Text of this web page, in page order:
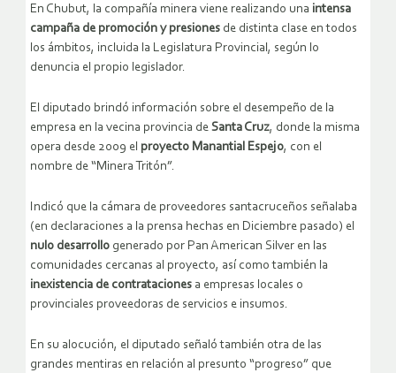
En Chubut, la compañía minera viene realizando una intensa
campaña de promoción y presiones de distinta clase en todos
los ámbitos, incluida la Legislatura Provincial, según lo
denuncia el propio legislador.
El diputado brindó información sobre el desempeño de la
empresa en la vecina provincia de Santa Cruz, donde la misma
opera desde 2009 el proyecto Manantial Espejo, con el
nombre de “Minera Tritón”.
Indicó que la cámara de proveedores santacruceños señalaba
(en declaraciones a la prensa hechas en Diciembre pasado) el
nulo desarrollo generado por Pan American Silver en las
comunidades cercanas al proyecto, así como también la
inexistencia de contrataciones a empresas locales o
provinciales proveedoras de servicios e insumos.
En su alocución, el diputado señaló también otra de las
grandes mentiras en relación al presunto “progreso” que